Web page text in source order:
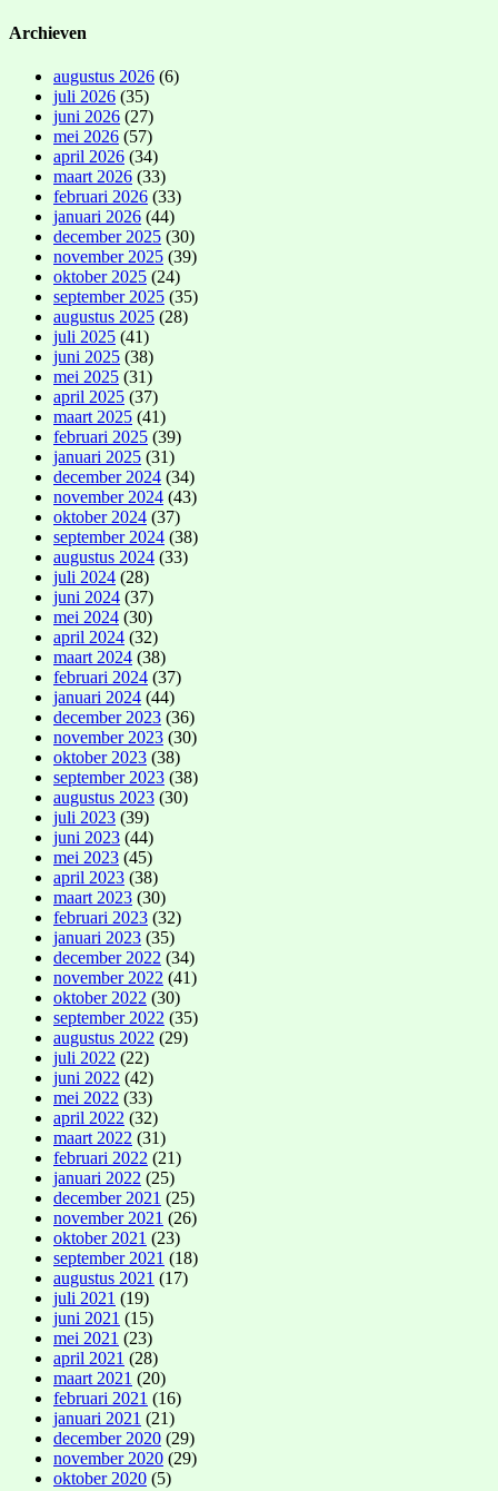
Archieven
augustus 2026 (6)
juli 2026 (35)
juni 2026 (27)
mei 2026 (57)
april 2026 (34)
maart 2026 (33)
februari 2026 (33)
januari 2026 (44)
december 2025 (30)
november 2025 (39)
oktober 2025 (24)
september 2025 (35)
augustus 2025 (28)
juli 2025 (41)
juni 2025 (38)
mei 2025 (31)
april 2025 (37)
maart 2025 (41)
februari 2025 (39)
januari 2025 (31)
december 2024 (34)
november 2024 (43)
oktober 2024 (37)
september 2024 (38)
augustus 2024 (33)
juli 2024 (28)
juni 2024 (37)
mei 2024 (30)
april 2024 (32)
maart 2024 (38)
februari 2024 (37)
januari 2024 (44)
december 2023 (36)
november 2023 (30)
oktober 2023 (38)
september 2023 (38)
augustus 2023 (30)
juli 2023 (39)
juni 2023 (44)
mei 2023 (45)
april 2023 (38)
maart 2023 (30)
februari 2023 (32)
januari 2023 (35)
december 2022 (34)
november 2022 (41)
oktober 2022 (30)
september 2022 (35)
augustus 2022 (29)
juli 2022 (22)
juni 2022 (42)
mei 2022 (33)
april 2022 (32)
maart 2022 (31)
februari 2022 (21)
januari 2022 (25)
december 2021 (25)
november 2021 (26)
oktober 2021 (23)
september 2021 (18)
augustus 2021 (17)
juli 2021 (19)
juni 2021 (15)
mei 2021 (23)
april 2021 (28)
maart 2021 (20)
februari 2021 (16)
januari 2021 (21)
december 2020 (29)
november 2020 (29)
oktober 2020 (5)